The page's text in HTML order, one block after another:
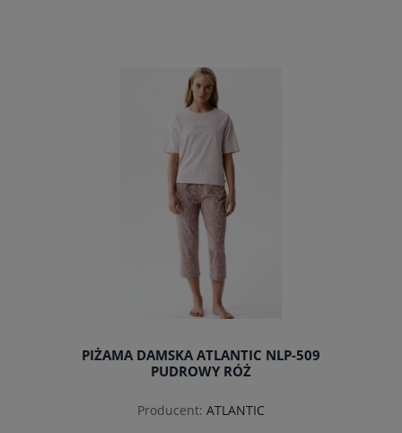
do koszyka
PIŻAMA DAMSKA ATLANTIC NLP-509
PUDROWY RÓŻ
Producent: ATLANTIC